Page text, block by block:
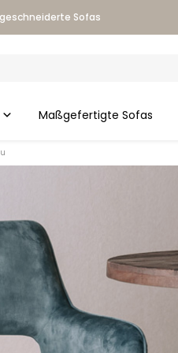
Sofas
Maßgefertigte Sofas